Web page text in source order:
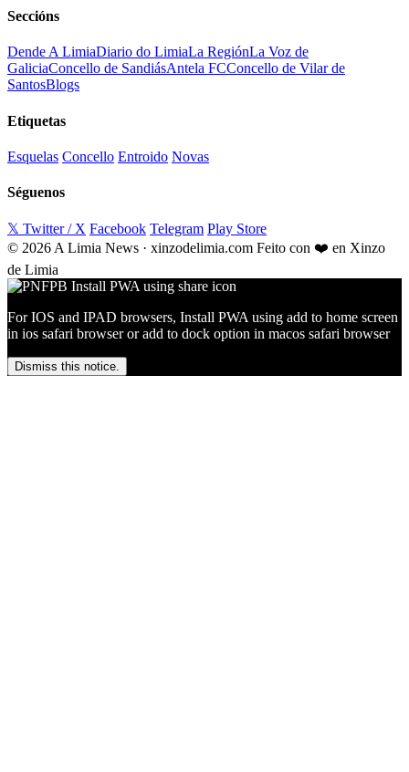
Seccións
Dende A LimiaDiario do LimiaLa RegiónLa Voz de
GaliciaConcello de SandiásAntela FCConcello de Vilar de
SantosBlogs
Etiquetas
Esquelas Concello Entroido Novas
Séguenos
𝕏 Twitter / X Facebook Telegram Play Store
© 2026 A Limia News · xinzodelimia.com Feito con ❤️ en Xinzo
de Limia
For IOS and IPAD browsers, Install PWA using add to home screen
in ios safari browser or add to dock option in macos safari browser
Dismiss this notice.